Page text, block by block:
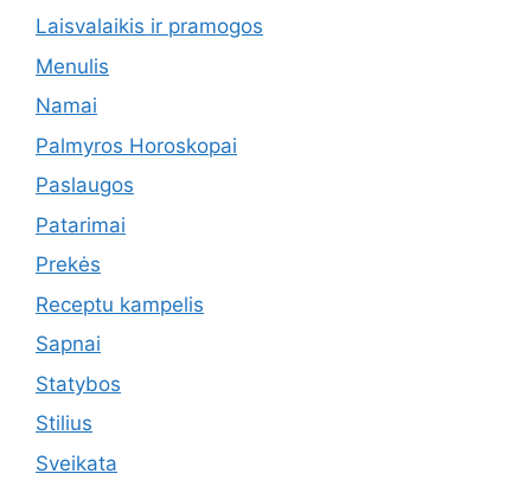
Laisvalaikis ir pramogos
Menulis
Namai
Palmyros Horoskopai
Paslaugos
Patarimai
Prekės
Receptu kampelis
Sapnai
Statybos
Stilius
Sveikata